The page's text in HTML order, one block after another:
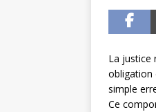
La justice
obligation
simple
Ce